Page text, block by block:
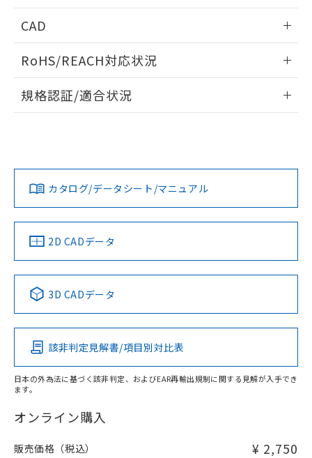
CAD
ドすることができます。
ログイン/会員登録
ダウンロードデータをご利用いただく前に、以下を必ずお読
みください。
ソフトウェアの使用条件
RoHS/REACH対応状況
EU RoHS 注意事項・凡例
対応済み
中国 RoHS 注意事項・凡例
Pb Hg Cd Cr(VI)
O
在庫等で未対応品が混在する可能性があります。
問い合わせください。
規格認証/適合状況
LR型式承認
（イギリス
船舶規格）
DNV型式承認
（ノルウェー
BV型式承認
（フランス
KR型式
（韓国
No No No No
この製品の規格認証/適合状況ページへ
その他の認証はこちらのページからご検索ください
カタログ/データシート/マニュアル
2D CADデータ
3D CADデータ
該非判定見解書/項目別対比表
日本の外為法に基づく該非判定、およびEAR再輸出規制に関する見解が入手でき
ます。
オンライン購入
販売価格（税込） ¥ 2,750